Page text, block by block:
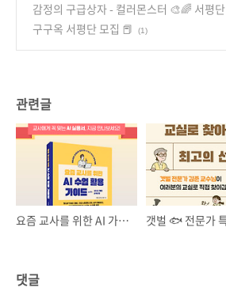
감정의 구급상자 - 컬러몬스터 🎨🌈 서평단
구구옥 서평단 모집 📕 (1)
관련글
요즘 교사를 위한 AI 가이드 [서평단] 🔎
댓글